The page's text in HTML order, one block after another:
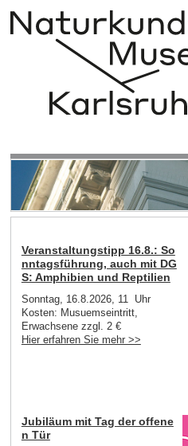
Veranstaltungstipp 16.8.: So
nntagsführung, auch mit DG
S: Amphibien und Reptilien
Sonntag, 16.8.2026, 11 Uhr
Kosten: Musuemseintritt,
Erwachsene zzgl. 2 €
Hier erfahren Sie mehr >>
Jubiläum mit Tag der offene
n Tür